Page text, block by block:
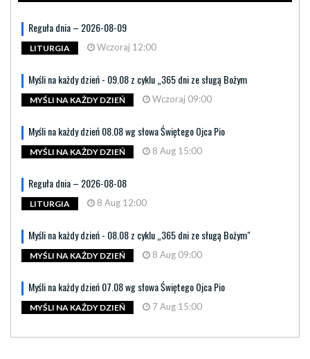
Reguła dnia – 2026-08-09
LITURGIA Wczoraj 12:00
Myśli na każdy dzień - 09.08 z cyklu „365 dni ze sługą Bożym
MYŚLI NA KAŻDY DZIEŃ Wczoraj 09:00
Myśli na każdy dzień 08.08 wg słowa Świętego Ojca Pio
MYŚLI NA KAŻDY DZIEŃ 8 Aug 15:00
Reguła dnia – 2026-08-08
LITURGIA 8 Aug 12:00
Myśli na każdy dzień - 08.08 z cyklu „365 dni ze sługą Bożym"
MYŚLI NA KAŻDY DZIEŃ 8 Aug 09:00
Myśli na każdy dzień 07.08 wg słowa Świętego Ojca Pio
MYŚLI NA KAŻDY DZIEŃ 7 Aug 15:00